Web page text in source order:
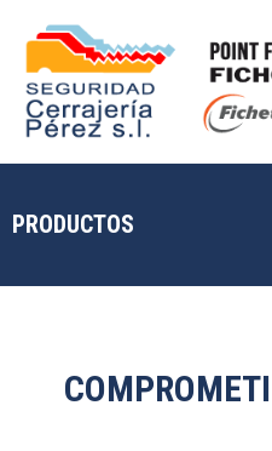
contenido
PRODUCTOS